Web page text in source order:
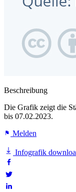
Beschreibung
Die Grafik zeigt die
bis 07.02.2023.
Melden
Infografik